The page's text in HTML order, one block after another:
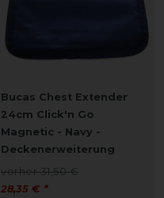
Bucas Chest Extender
24cm Click'n Go
Magnetic - Navy -
Deckenerweiterung
vorher 31,50 €
28,35 € *